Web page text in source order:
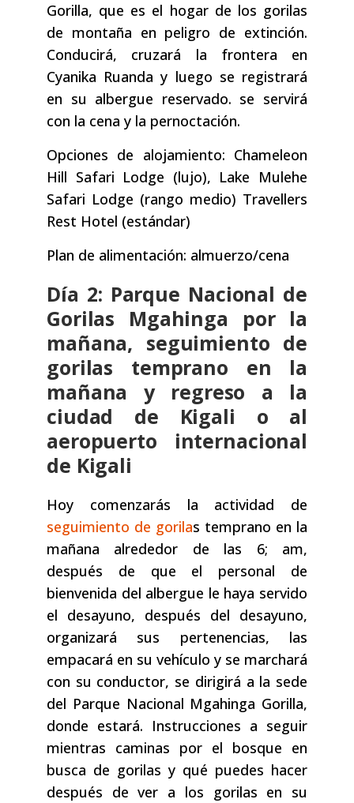
Gorilla, que es el hogar de los gorilas
de montaña en peligro de extinción.
Conducirá, cruzará la frontera en
Cyanika Ruanda y luego se registrará
en su albergue reservado. se servirá
con la cena y la pernoctación.
Opciones de alojamiento: Chameleon
Hill Safari Lodge (lujo), Lake Mulehe
Safari Lodge (rango medio) Travellers
Rest Hotel (estándar)
Plan de alimentación: almuerzo/cena
Día 2: Parque Nacional de
Gorilas Mgahinga por la
mañana, seguimiento de
gorilas temprano en la
mañana y regreso a la
ciudad de Kigali o al
aeropuerto internacional
de Kigali
Hoy comenzarás la actividad de
seguimiento de gorilas temprano en la
mañana alrededor de las 6; am,
después de que el personal de
bienvenida del albergue le haya servido
el desayuno, después del desayuno,
organizará sus pertenencias, las
empacará en su vehículo y se marchará
con su conductor, se dirigirá a la sede
del Parque Nacional Mgahinga Gorilla,
donde estará. Instrucciones a seguir
mientras caminas por el bosque en
busca de gorilas y qué puedes hacer
después de ver a los gorilas en su